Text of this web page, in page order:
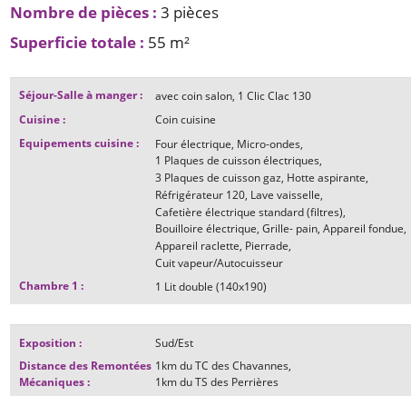
Nombre de pièces : 3 pièces
Superficie totale : 55 m²
Séjour-Salle à manger: avec coin salon 1 Clic Clac 130
Cuisine:
Coin cuisine
Equipements cuisine: Four électrique Micro-ondes
1 Plaques de cuisson électriques
3 Plaques de cuisson gaz Hotte aspirante
Réfrigérateur 120 Lave vaisselle
Cafetière électrique standard (filtres)
Bouilloire électrique Grille- pain Appareil fondue
Appareil raclette Pierrade
Cuit vapeur/Autocuisseur
Chambre 1: 1 Lit double (140x190)
Exposition:
Sud/Est
Distance des Remontées
Mécaniques:
1kmdu TC des Chavannes
1kmdu TS des Perrières